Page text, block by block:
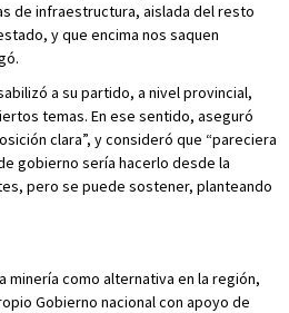
de infraestructura, aislada del resto
y que encima nos saquen
a su partido, a nivel provincial,
temas. En ese sentido, aseguró
clara”, y consideró que “pareciera
gobierno sería hacerlo desde la
pero se puede sostener, planteando
minería como alternativa en la región,
Gobierno nacional con apoyo de